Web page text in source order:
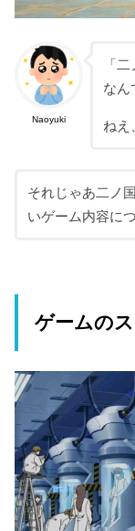
Naoyuki
「
なん
ねえ
それじゃあ二ノ
いゲーム内容に
ゲームの